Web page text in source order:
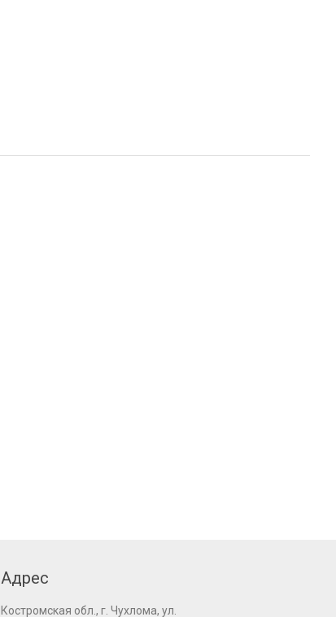
Адрес
Костромская обл., г. Чухлома, ул.